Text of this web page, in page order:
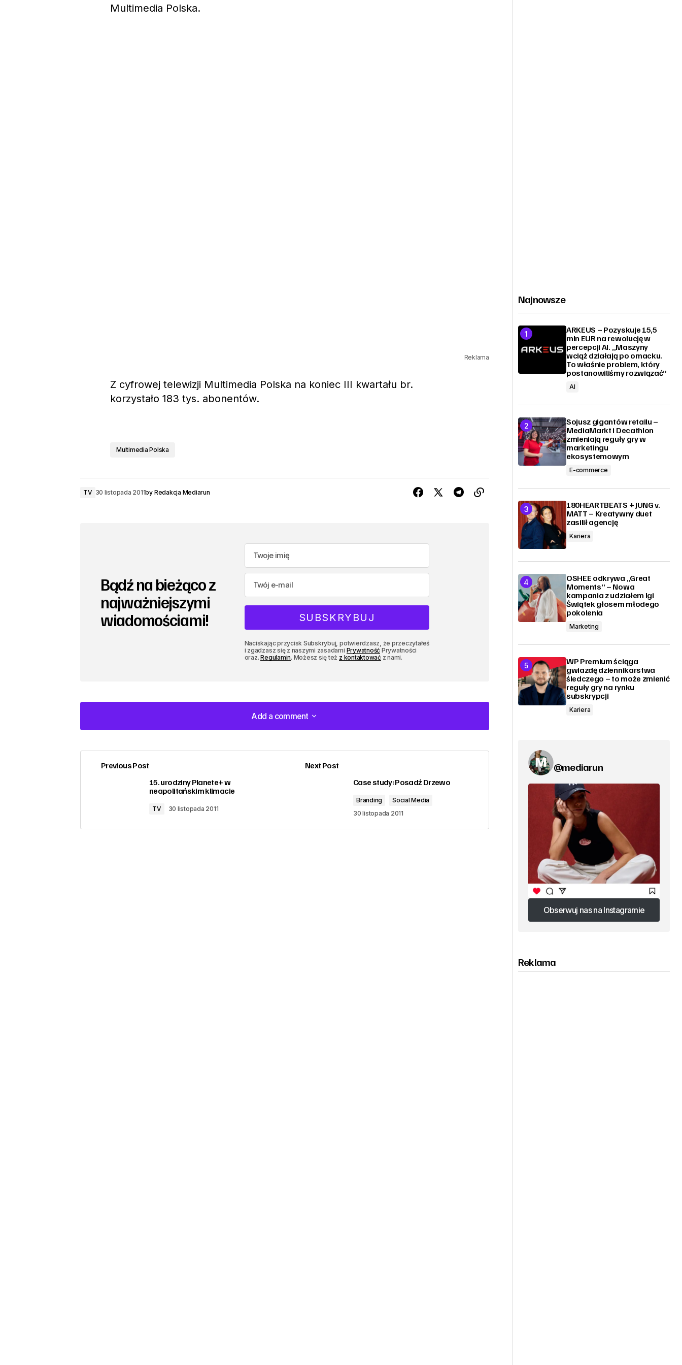
Multimedia Polska.
Reklama
Z cyfrowej telewizji Multimedia Polska na koniec III kwartału br.
korzystało 183 tys. abonentów.
Multimedia Polska
TV 30 listopada 2011by Redakcja Mediarun
Bądź na bieżąco z
najważniejszymi
wiadomościami!
Naciskając przycisk Subskrybuj, potwierdzasz, że przeczytałeś
i zgadzasz się z naszymi zasadami Prywatność Prywatności
oraz.Regulamin. Możesz się też z kontaktowaćz nami.
Add a comment
Add a comment
zalogować
Previous Post
15. urodziny Planete+ w
neapolitańskim klimacie
TV 30 listopada 2011
Next Post
Case study: Posadź Drzewo
Branding
Social Media
30 listopada 2011
Najnowsze
ARKEUS – Pozyskuje 15,5
mln EUR na rewolucję w
percepcji AI. „Maszyny
wciąż działają po omacku.
To właśnie problem, który
postanowiliśmy rozwiązać”
AI
Sojusz gigantów retailu –
MediaMarkt i Decathlon
zmieniają reguły gry w
marketingu
ekosystemowym
E-commerce
180HEARTBEATS + JUNG v.
MATT – Kreatywny duet
zasilił agencję
Kariera
OSHEE odkrywa „Great
Moments” – Nowa
kampania z udziałem Igi
Świątek głosem młodego
pokolenia
Marketing
WP Premium ściąga
gwiazdę dziennikarstwa
śledczego – to może zmienić
reguły gry na rynku
subskrypcji
Kariera
@mediarun
Obserwuj nas na Instagramie
Obserwuj nas na Instagramie
Reklama